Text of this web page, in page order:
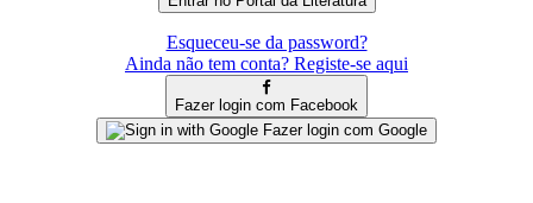
Esqueceu-se da password?
Ainda não tem conta? Registe-se aqui
Fazer login com Facebook
Fazer login com Google